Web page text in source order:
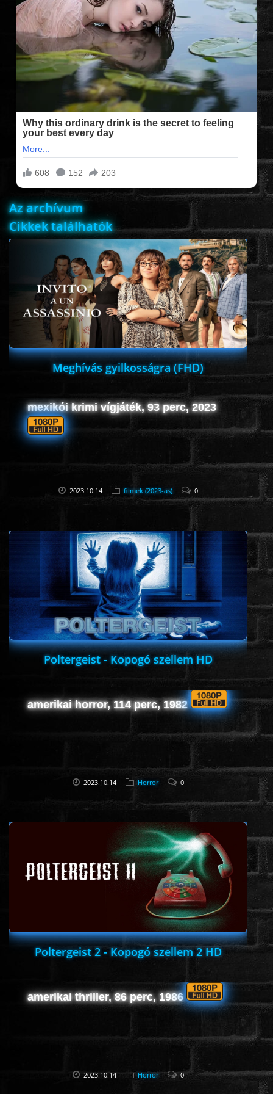
FILMEK (2025-ÖS)
FILMEK (2024-ES)
FILMEK (2023-AS)
FILMEK (2022-ES)
FELIRATOS FILMEK
AKCIÓ
HORROR
ANIMÁCIÓS
KALAND
FANTASY
DRÁMA
ROMANTIKUS
HÁBORÚS
KATASZTRÓFA
DOKUMENTUMFILMEK
SOROZAT
PC-GAME
Az archívum
Cikkek találhatók
Meghívás gyilkosságra (FHD)
mexikói krimi vígjáték, 93 perc, 2023
2023.10.14 filmek (2023-as) 0
Poltergeist - Kopogó szellem HD
amerikai horror, 114 perc, 1982
2023.10.14 Horror 0
Poltergeist 2 - Kopogó szellem 2 HD
amerikai thriller, 86 perc, 1986
2023.10.14 Horror 0